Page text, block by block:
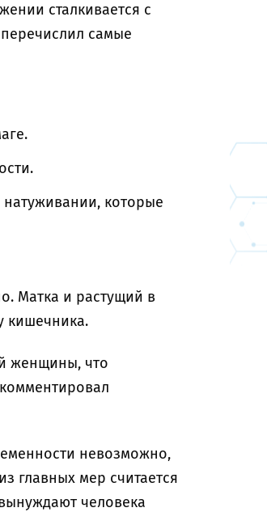
сталкивается с
самые
которые
Матка и растущий в
кишечника.
женщины, что
невозможно,
главных мер считается
человека